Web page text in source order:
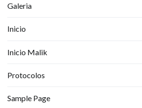
Galeria
Inicio
Inicio Malik
Protocolos
Sample Page